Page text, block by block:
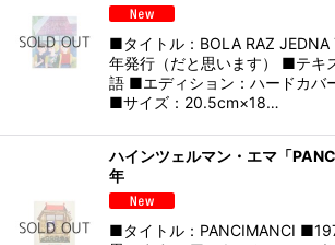
■タイトル：BOLA RAZ
年発行（だと思います） ■テキ
語 ■エディション：ハードカバ
■サイズ：20.5cm×18…
ハインツェルマン・エマ「
年
■タイトル：PANCIMANCI